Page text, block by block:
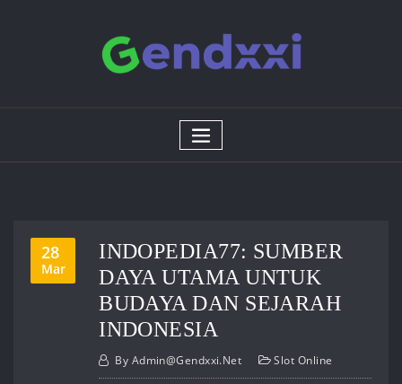
28
Mar
INDOPEDIA77: SUMBER
DAYA UTAMA UNTUK
BUDAYA DAN SEJARAH
INDONESIA
By Admin@gendxxi.net Slot Online